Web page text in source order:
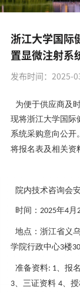
浙江大学国际
置显微注射系
发布时间：2025-
为便于供应商及
现将浙江大学国际
系统采购意向公开
将报名表及相关资
院内技术咨询会
时间： 2025年4月
地点：浙江省义
学院行政中心3楼
准备资料: 1 、报
3、三证资料 4、